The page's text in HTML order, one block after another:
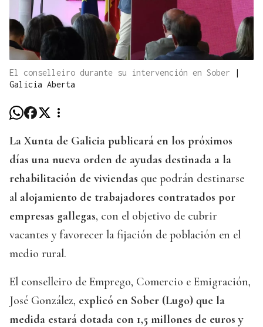
El conselleiro durante su intervención en Sober
|
Galicia Aberta
La Xunta de Galicia publicará en los próximos
días una nueva orden de ayudas destinada a la
rehabilitación de viviendas que podrán destinarse
al alojamiento de trabajadores contratados por
empresas gallegas, con el objetivo de cubrir
vacantes y favorecer la fijación de población en el
medio rural.
El conselleiro de Emprego, Comercio e Emigración,
José González, explicó en Sober (Lugo) que la
medida estará dotada con 1,5 millones de euros y